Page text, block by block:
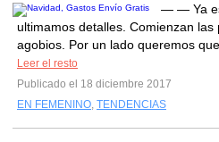
— — Ya
ultimamos detalles. Comienzan
agobios. Por un lado queremos
Leer el resto
Publicado el 18 diciembre 2017
EN FEMENINO, TENDENCIAS